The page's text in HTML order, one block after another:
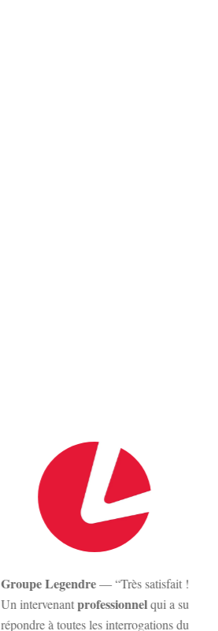
Groupe Legendre— “Très satisfait !
Un intervenantprofessionnelqui a su
répondre à toutes les interrogations du